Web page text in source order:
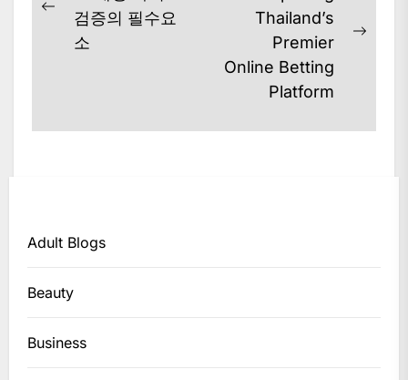
Previous
post:
검증의 필수요
소
Thailand’s
Premier
Online Betting
Platform
Adult Blogs
Beauty
Business